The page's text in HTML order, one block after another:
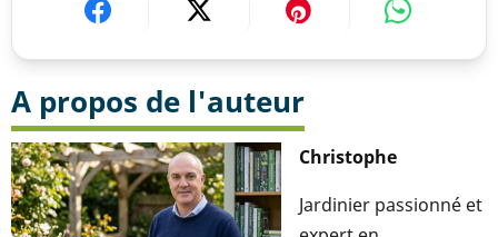
A propos de l'auteur
Christophe
Jardinier passionné et